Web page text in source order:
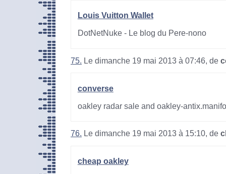
Louis Vuitton Wallet
DotNetNuke - Le blog du Pere-nono
75. Le dimanche 19 mai 2013 à 07:46, de
converse
oakley radar sale and oakley-
76. Le dimanche 19 mai 2013 à 15:10, de
cheap oakley